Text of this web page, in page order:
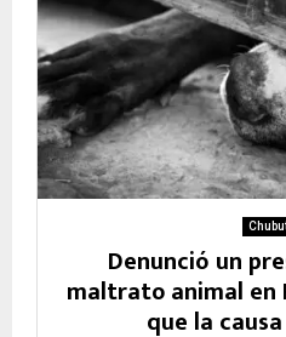
Denunció un
maltrato animal en
que la